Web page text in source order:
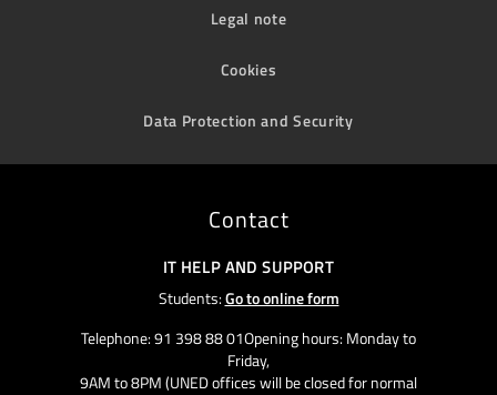
Legal note
Cookies
Data Protection and Security
Contact
IT HELP AND SUPPORT
Students:Go to online form
Telephone: 91 398 88 01Opening hours: Monday to
Friday,
9AM to 8PM (UNED offices will be closed for normal